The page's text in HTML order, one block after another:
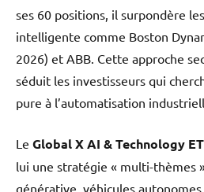
ses 60 positions, il surpondère
intelligente comme Boston
2026) et ABB. Cette approche
séduit les investisseurs qui
pure à l’automatisation
Le Global X AI & Technology
lui une stratégie « multi-thèmes
générative, véhicules